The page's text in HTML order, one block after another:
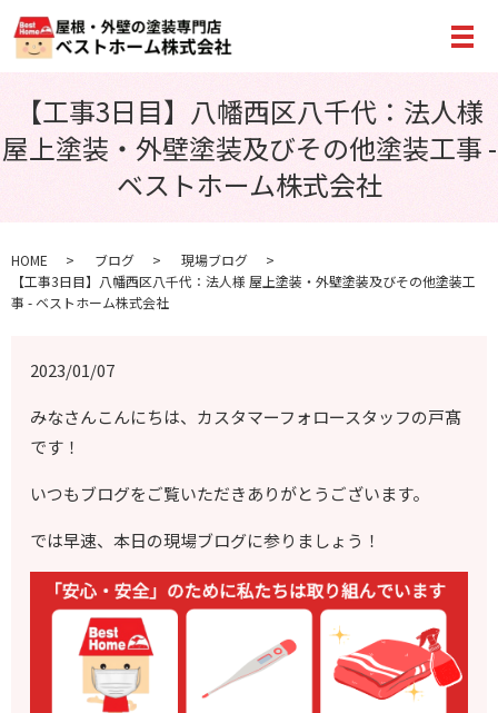
メ
【工事3日目】八幡西区八千代：法人様
屋上塗装・外壁塗装及びその他塗装工事 -
ベストホーム株式会社
HOME ブログ
現場ブログ
【工事3日目】八幡西区八千代：法人様 屋上塗装・外壁塗装及びその他塗装工
事 - ベストホーム株式会社
2023/01/07
みなさんこんにちは、カスタマーフォロースタッフの戸髙
です！
いつもブログをご覧いただきありがとうございます。
では早速、本日の現場ブログに参りましょう！